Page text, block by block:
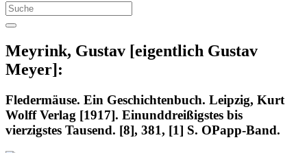
Meyrink, Gustav [eigentlich Gustav
Meyer]:
Fledermäuse. Ein Geschichtenbuch. Leipzig, Kurt
Wolff Verlag [1917]. Einunddreißigstes bis
vierzigstes Tausend. [8], 381, [1] S. OPapp-Band.